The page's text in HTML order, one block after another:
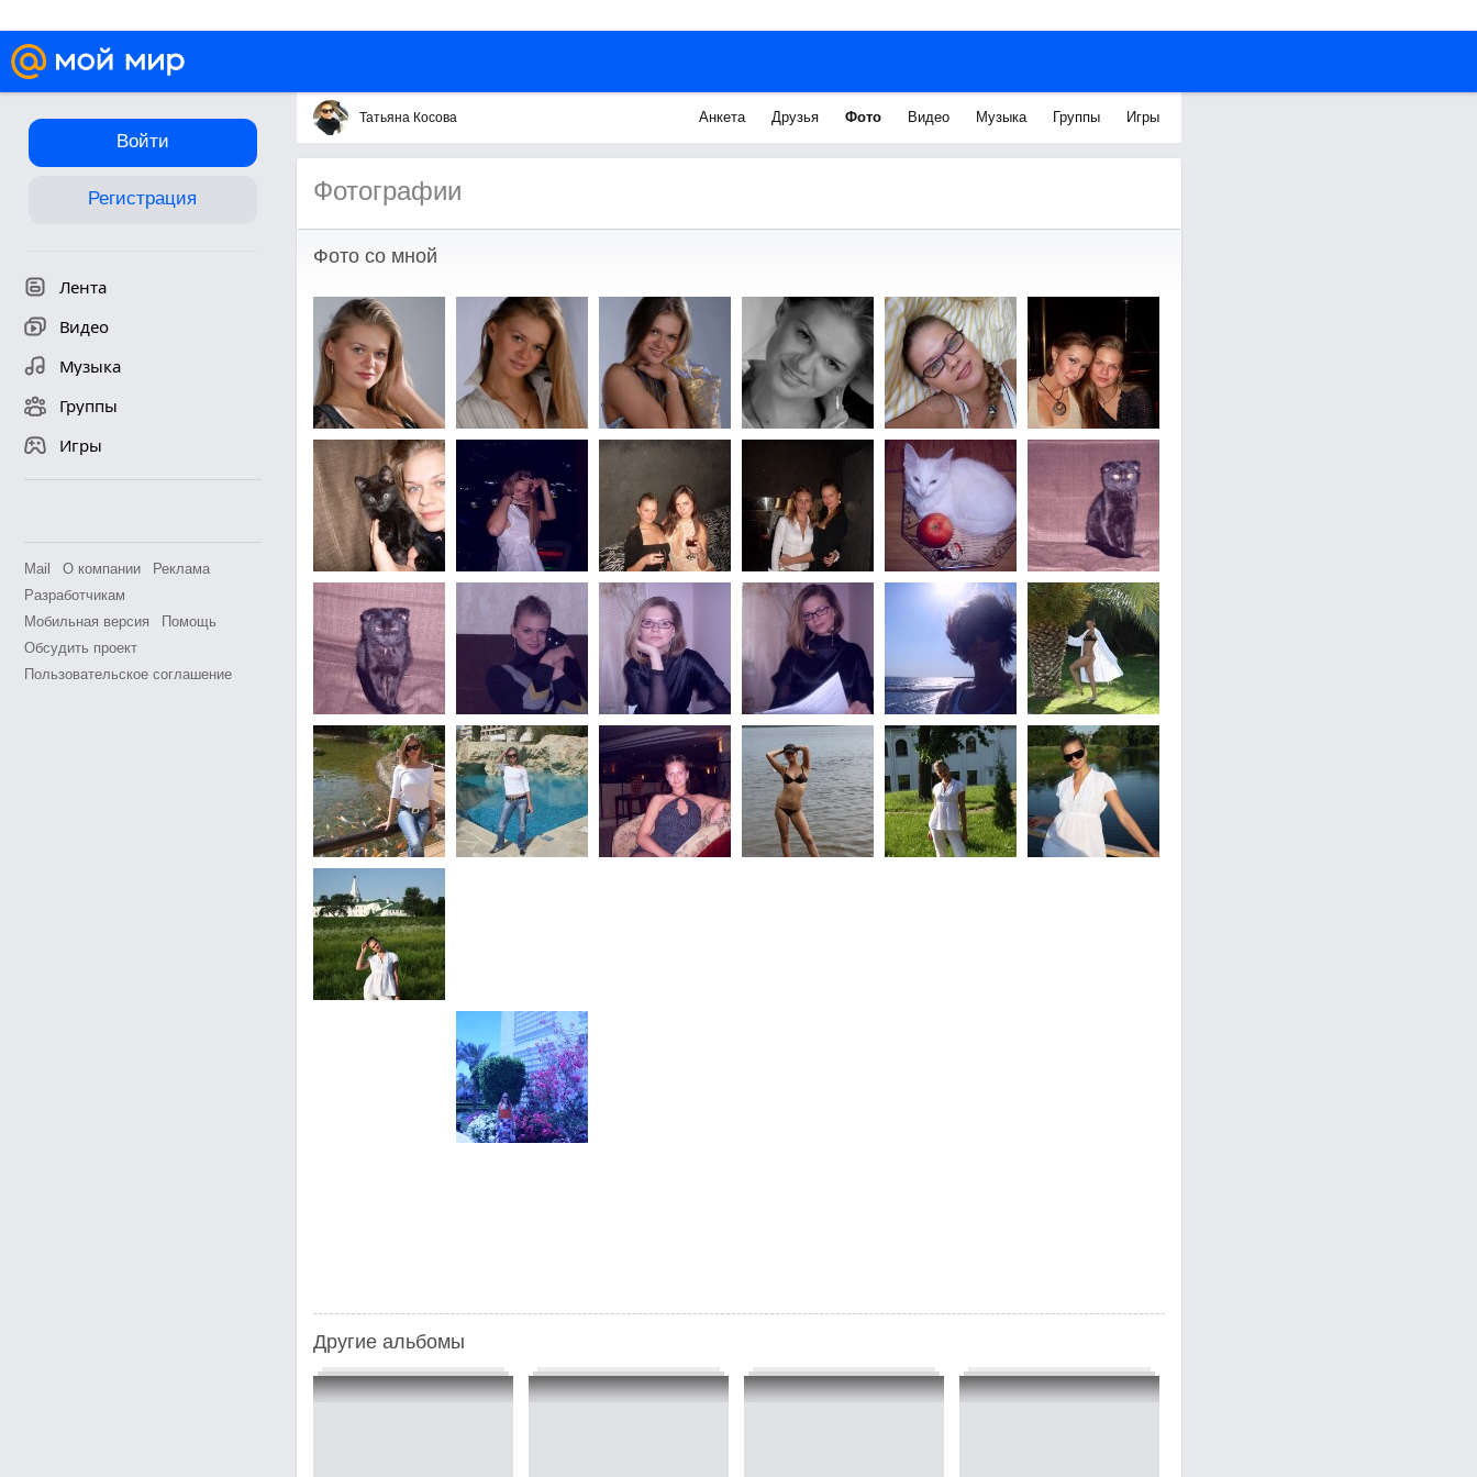
Войти
Регистрация
Лента
Видео
Музыка
Группы
Игры
Mail О компании
Реклама
Разработчикам
Мобильная версия
Помощь
Обсудить проект
Пользовательское соглашение
Татьяна Косова Анкета Друзья Фото Видео Музыка Группы Игры
Фотографии
Фото со мной
Другие альбомы